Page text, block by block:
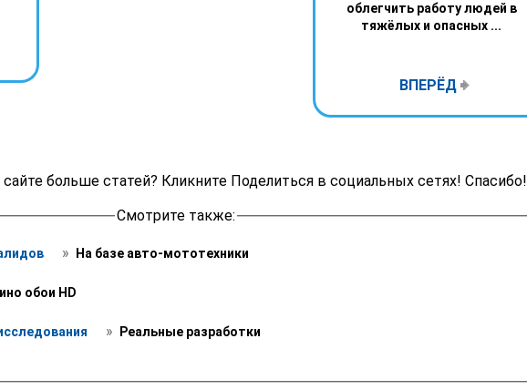
облегчить работу людей в
тяжёлых и опасных ...
ВПЕРЁД
больше статей? Кликните Поделиться в социальных сетях! Спасибо!
Смотрите также:
» На базе авто-мототехники
обои HD
» Реальные разработки